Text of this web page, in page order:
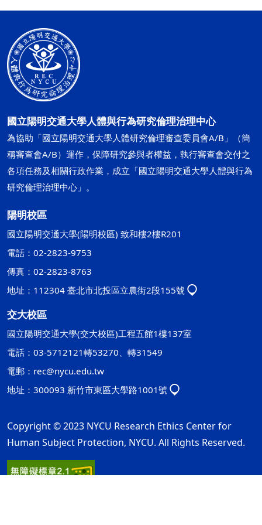
國立陽明交通大學人體與行為研究倫理治理中心
為協助「國立陽明交通大學人體研究倫理審查委員會A/B」（簡
稱審查會A/B）運作，保障研究參與者權益，執行審查會交付之
各項任務及相關行政作業，成立「國立陽明交通大學人體與行為
研究倫理治理中心」。
陽明校區
國立陽明交通大學(陽明校區) 致和樓2樓R201
電話：02-2823-9753
傳真：02-2823-8763
地址：112304 臺北市北投區立農街2段155號
交大校區
國立陽明交通大學(交大校區)工程五館1樓137室
電話：03-5712121轉53270、轉31549
電郵： rec@nycu.edu.tw
地址：300093 新竹市東區大學路1001號
Copyright © 2023 NYCU Research Ethics Center for
Human Subject Protection, NYCU. All Rights Reserved.